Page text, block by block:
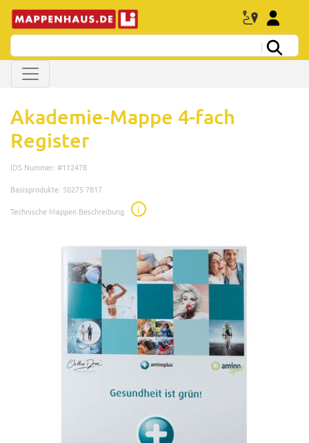
Akademie-Mappe 4-fach
Register
IDS Nummer: #112478
Basisprodukte: 50275 7817
Technische Mappen Beschreibung
i